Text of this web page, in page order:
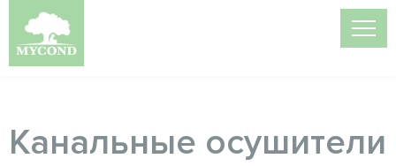
Канальные осушители